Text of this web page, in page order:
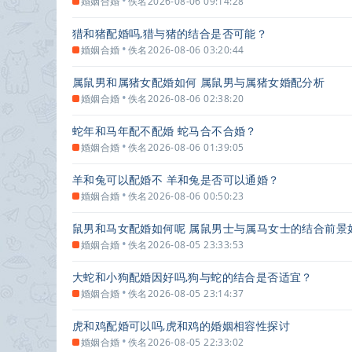
猎和猪配婚吗,猎与猪的结合是否可能？
婚姻合婚 •佚名2026-08-06 03:20:44
属鼠男和属猪女配婚如何 属鼠男与属猪女婚配分析
婚姻合婚 •佚名2026-08-06 02:38:20
蛇年和马年配不配婚 蛇马合不合婚？
婚姻合婚 •佚名2026-08-06 01:39:05
羊和兔可以配婚不 羊和兔是否可以通婚？
婚姻合婚 •佚名2026-08-06 00:50:23
鼠男和马女配婚如何呢 属鼠男士与属马女士的结合前景
婚姻合婚 •佚名2026-08-05 23:33:53
大蛇和小狗配婚因好吗,狗与蛇的结合是否适宜？
婚姻合婚 •佚名2026-08-05 23:14:37
虎和鸡配婚可以吗,虎和鸡的婚姻相容性探讨
婚姻合婚 •佚名2026-08-05 22:33:02